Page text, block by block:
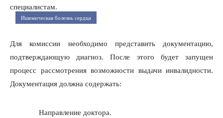
специалистам.
Ишемическая болезнь сердца
Для комиссии необходимо представить документацию,
подтверждающую диагноз. После этого будет запущен
процесс рассмотрения возможности выдачи инвалидности.
Документация должна содержать:
Направление доктора.